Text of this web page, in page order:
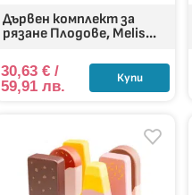
Дървен комплект за
рязане Плодове, Melis...
30,63 €/
59,91 лв.
Купи